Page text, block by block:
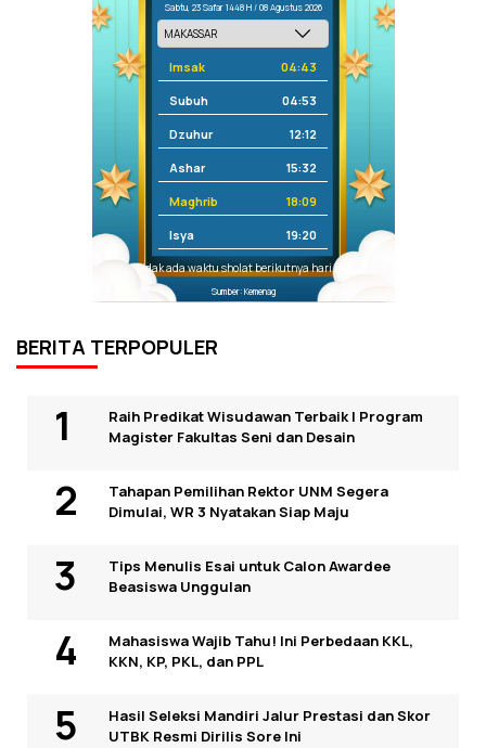
Sabtu, 23 Safar 1448 H / 08 Agustus 2026
Imsak 04:43
Subuh 04:53
Dzuhur 12:12
Ashar 15:32
Maghrib 18:09
Isya 19:20
Tidak ada waktu sholat berikutnya hari ini.
Sumber: Kemenag
BERITA TERPOPULER
Raih Predikat Wisudawan Terbaik I Program
Magister Fakultas Seni dan Desain
Tahapan Pemilihan Rektor UNM Segera
Dimulai, WR 3 Nyatakan Siap Maju
Tips Menulis Esai untuk Calon Awardee
Beasiswa Unggulan
Mahasiswa Wajib Tahu! Ini Perbedaan KKL,
KKN, KP, PKL, dan PPL
Hasil Seleksi Mandiri Jalur Prestasi dan Skor
UTBK Resmi Dirilis Sore Ini